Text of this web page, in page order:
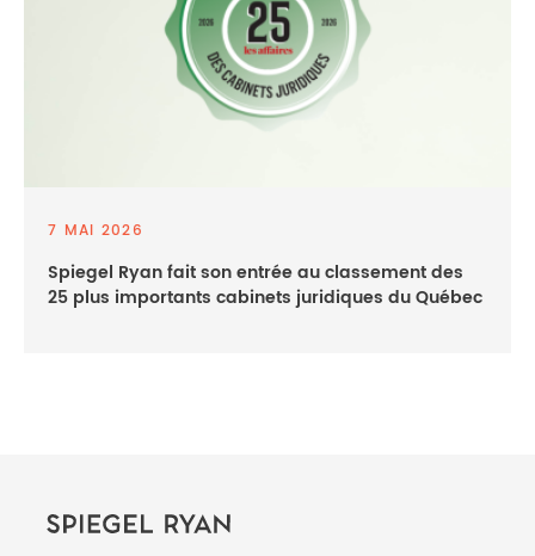
7 MAI 2026
Spiegel Ryan fait son entrée au classement des
25 plus importants cabinets juridiques du Québec